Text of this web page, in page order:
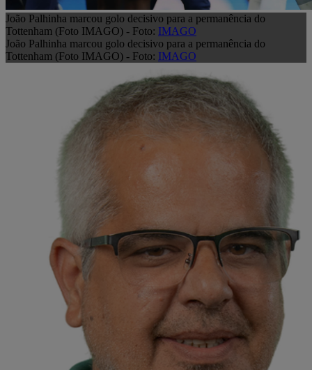
João Palhinha marcou golo decisivo para a permanência do
Tottenham (Foto IMAGO) - Foto: IMAGO
João Palhinha marcou golo decisivo para a permanência do
Tottenham (Foto IMAGO) - Foto: IMAGO